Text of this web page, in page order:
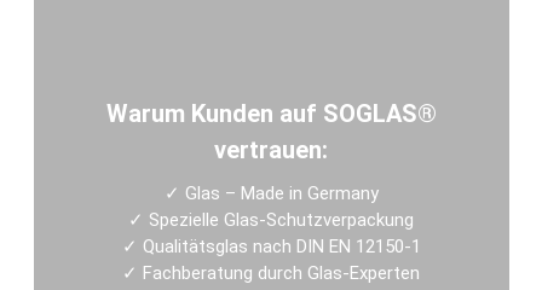
Warum Kunden auf SOGLAS®
vertrauen:
✓ Glas – Made in Germany
✓ Spezielle Glas-Schutzverpackung
✓ Qualitätsglas nach DIN EN 12150-1
✓ Fachberatung durch Glas-Experten